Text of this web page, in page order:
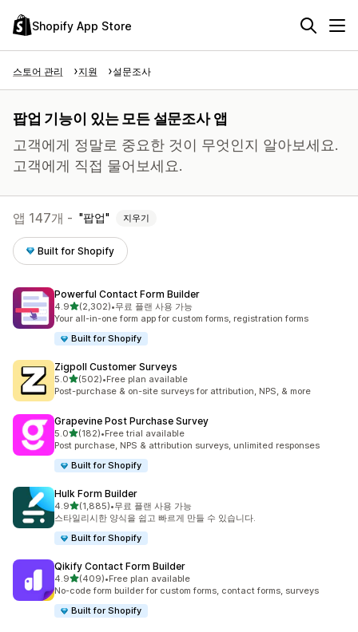
Shopify App Store
스토어 관리 지원 설문조사
팝업 기능이 있는 모든 설문조사 앱
고객에게 정말로 중요한 것이 무엇인지 알아보세요.
고객에게 직접 물어보세요.
앱 147개 - 팝업 지우기
Built for Shopify
Powerful Contact Form Builder
4.9별 5개 중
(2,302)
총 리뷰 2302개
•무료 플랜 사용 가능
Your all-in-one form app for custom forms, registration forms
Built for Shopify
Zigpoll Customer Surveys
5.0별 5개 중
(502)
총 리뷰 502개
•Free plan available
Post-purchase & on-site surveys for attribution, NPS, & more
Grapevine Post Purchase Survey
5.0별 5개 중
(182)
총 리뷰 182개
•Free trial available
Post purchase, NPS & attribution surveys, unlimited responses
Built for Shopify
Hulk Form Builder
4.9별 5개 중
(1,885)
총 리뷰 1885개
•무료 플랜 사용 가능
스타일리시한 양식을 쉽고 빠르게 만들 수 있습니다.
Built for Shopify
Qikify Contact Form Builder
4.9별 5개 중
(409)
총 리뷰 409개
•Free plan available
No-code form builder for custom forms, contact forms, surveys
Built for Shopify